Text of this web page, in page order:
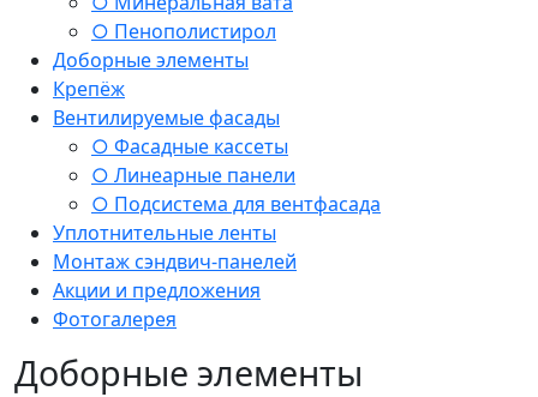
○ Пенополистирол
Доборные элементы
Крепёж
Вентилируемые фасады
○ Фасадные кассеты
○ Линеарные панели
○ Подсистема для вентфасада
Уплотнительные ленты
Монтаж сэндвич-панелей
Акции и предложения
Фотогалерея
Доборные элементы